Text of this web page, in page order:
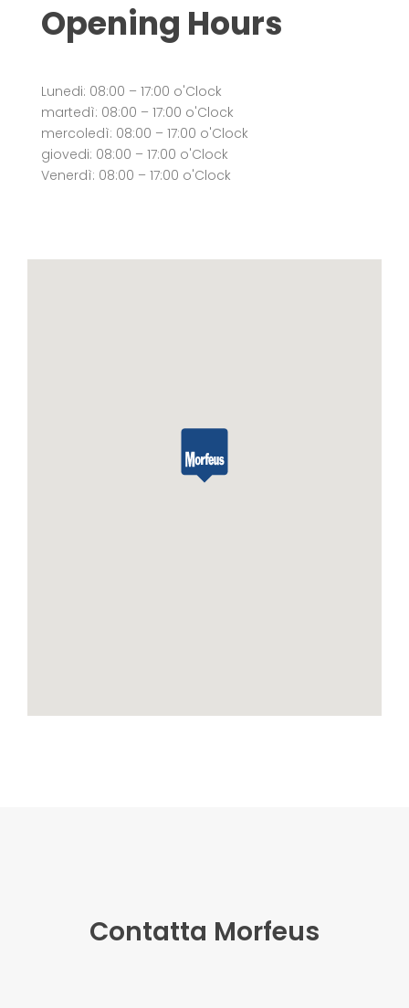
Opening Hours
Lunedi: 08:00 – 17:00 o'Clock
martedì: 08:00 – 17:00 o'Clock
mercoledì: 08:00 – 17:00 o'Clock
giovedi: 08:00 – 17:00 o'Clock
Venerdì: 08:00 – 17:00 o'Clock
Contatta Morfeus